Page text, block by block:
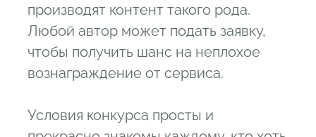
производят контент такого рода.
Любой автор может подать заявку,
чтобы получить шанс на неплохое
вознаграждение от сервиса.
Условия конкурса просты и